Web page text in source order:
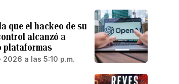
que el hackeo de su
alcanzó a
plataformas
a las 5:10 p.m.